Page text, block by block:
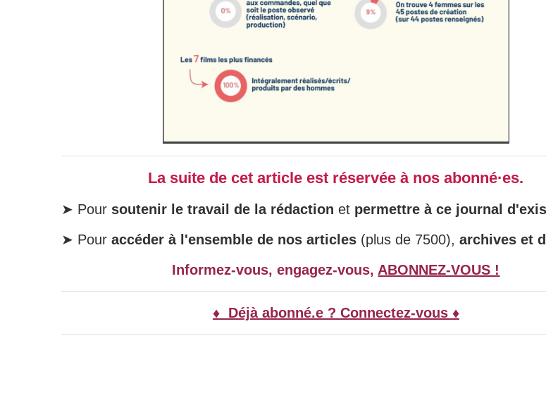
La suite de cet article est réservée à nos abonné·es.
➤ Pour soutenir le travail de la rédaction et permettre à ce journal
➤ Pour accéder à l'ensemble de nos articles (plus de 7500), archives et
Informez-vous, engagez-vous, ABONNEZ-VOUS !
♦ Déjà abonné.e ? Connectez-vous ♦